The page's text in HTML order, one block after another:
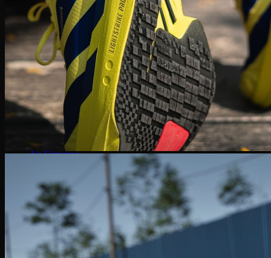
Giày Chạy
Pegasus 41
Nike Air Zoom
Nike Tempo
Nike Zoomx
Nike Air
Air Force 1
Air Force 1 Shadow nữ
Air Huarache
Air Uptempo
Giày Jordan 1 Mid
Giày Jordan 1 High
Giày Jordan 1 High Zoom
Giày Jordan 2
Giày Jordan 3
Giày Jordan 4
Giày Jordan 312